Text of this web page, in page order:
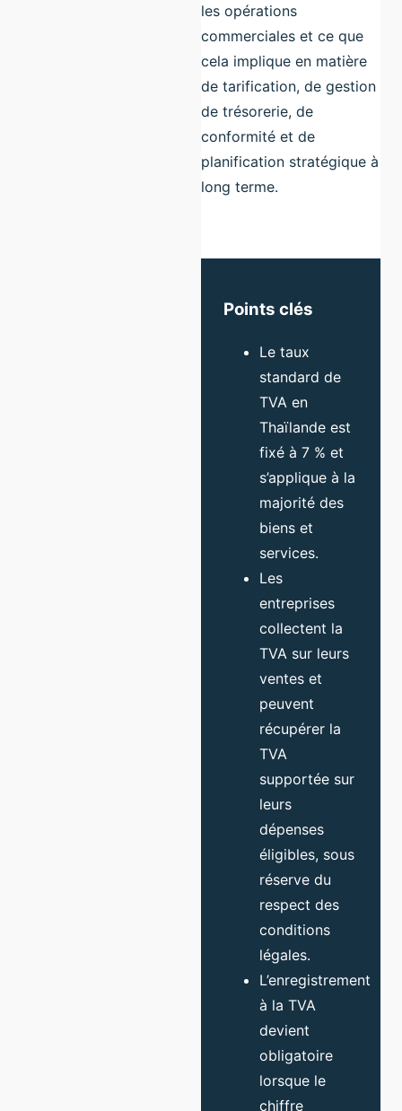
les opérations
commerciales et ce que
cela implique en matière
de tarification, de gestion
de trésorerie, de
conformité et de
planification stratégique à
long terme.
Points clés
Le taux
standard de
TVA en
Thaïlande est
fixé à 7 % et
s’applique à la
majorité des
biens et
services.
Les
entreprises
collectent la
TVA sur leurs
ventes et
peuvent
récupérer la
TVA
supportée sur
leurs
dépenses
éligibles, sous
réserve du
respect des
conditions
légales.
L’enregistrement
à la TVA
devient
obligatoire
lorsque le
chiffre